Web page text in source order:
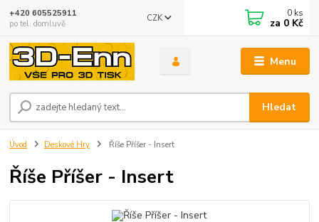
Menu
CZK
Hledat
+420 605525911
po tel. domluvě
0 ks
za 0 Kč
Úvod Deskové Hry Říše Příšer - Insert
Říše Příšer - Insert